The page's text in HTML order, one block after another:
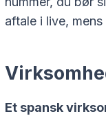
aftale i live, mens
Et spansk